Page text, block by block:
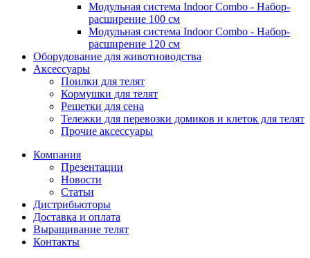
Модульная система Indoor Combo - Набор-
расширение 100 см
Модульная система Indoor Combo - Набор-
расширение 120 см
Оборудование для животноводства
Аксессуары
Поилки для телят
Кормушки для телят
Решетки для сена
Тележки для перевозки домиков и клеток для телят
Прочие аксессуары
Компания
Презентации
Новости
Статьи
Дистрибьюторы
Доставка и оплата
Выращивание телят
Контакты